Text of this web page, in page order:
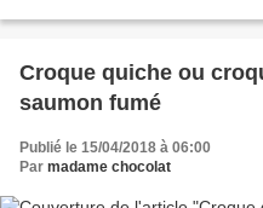
Croque quiche ou
saumon fumé
Publié le 15/04/2018 à 06:00
Par madame chocolat